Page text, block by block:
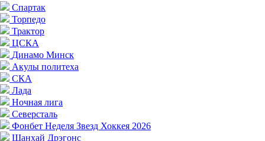
Спартак
Торпедо
Трактор
ЦСКА
Динамо Минск
Акулы политеха
СКА
Лада
Ночная лига
Северсталь
Фонбет Неделя Звезд Хоккея 2026
Шанхай Дрэгонс